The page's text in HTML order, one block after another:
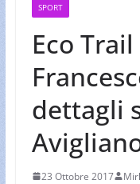
SPORT
Eco
dettagli
23 Ottobre 2017